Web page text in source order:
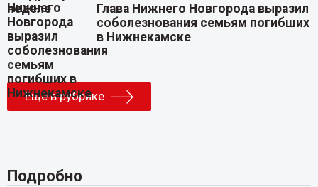
Глава Нижнего Новгорода выразил
соболезнования семьям погибших
в Нижнекамске
Еще в рубрике
Подробно